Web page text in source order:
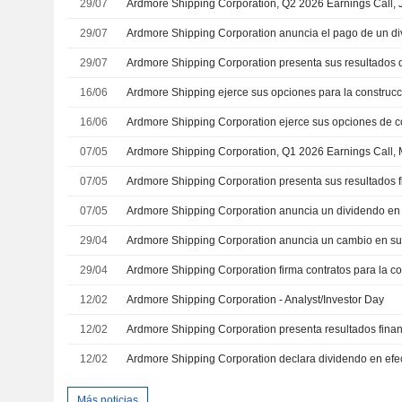
29/07 Ardmore Shipping Corporation, Q2 2026 Earnings Call,
29/07
29/07
16/06 Ardmore Shipping ejerce sus opciones para la
16/06
07/05 Ardmore Shipping Corporation, Q1 2026 Earnings Call,
07/05
07/05
29/04 Ardmore Shipping Corporation anuncia un cambio en
29/04
12/02 Ardmore Shipping Corporation - Analyst/Investor Day
12/02
12/02